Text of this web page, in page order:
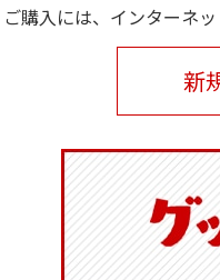
ご購入には、インターネ
新